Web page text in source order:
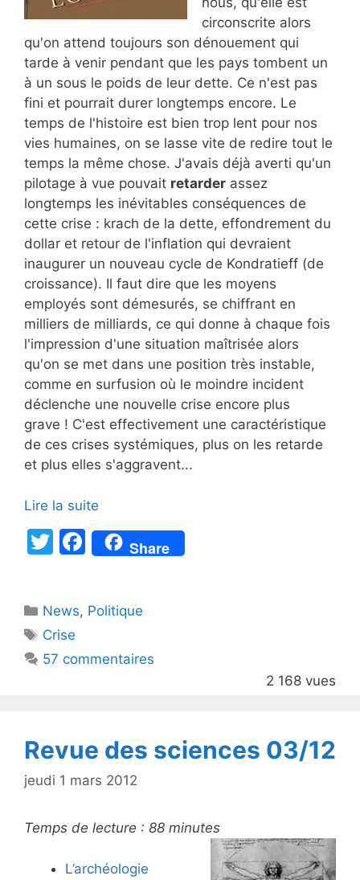
circonscrite alors
qu'on attend toujours son dénouement qui
tarde à venir pendant que les pays tombent un
à un sous le poids de leur dette. Ce n'est pas
fini et pourrait durer longtemps encore. Le
temps de l'histoire est bien trop lent pour nos
vies humaines, on se lasse vite de redire tout le
temps la même chose. J'avais déjà averti qu'un
pilotage à vue pouvait retarder assez
longtemps les inévitables conséquences de
cette crise : krach de la dette, effondrement du
dollar et retour de l'inflation qui devraient
inaugurer un nouveau cycle de Kondratieff (de
croissance). Il faut dire que les moyens
employés sont démesurés, se chiffrant en
milliers de milliards, ce qui donne à chaque fois
l'impression d'une situation maîtrisée alors
qu'on se met dans une position très instable,
comme en surfusion où le moindre incident
déclenche une nouvelle crise encore plus
grave ! C'est effectivement une caractéristique
de ces crises systémiques, plus on les retarde
et plus elles s'aggravent...
Lire la suite
T
er
F
a
e
o
Share
Catégories
News, Politique
Étiquettes
Crise
57 commentaires
2 168 vues
Revue des sciences 03/12
jeudi 1 mars 2012
Temps de lecture : 88 minutes
L’archéologie